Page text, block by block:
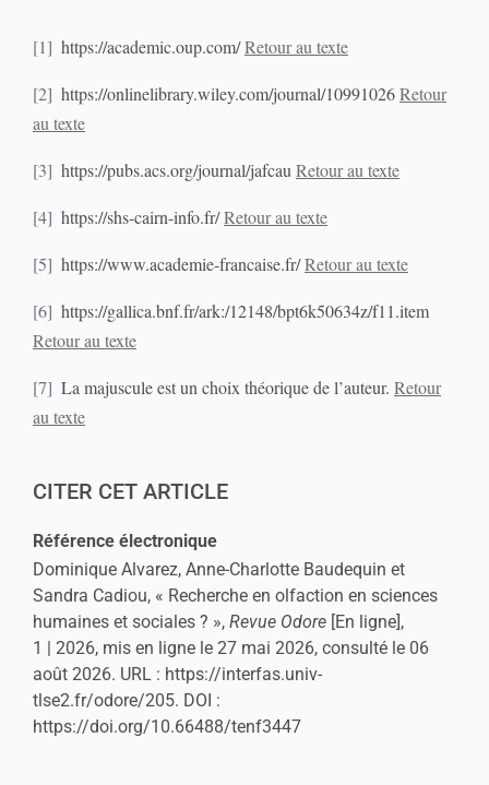
1 https://academic.oup.com/Retour au texte
2 https://onlinelibrary.wiley.com/journal/10991026Retour
au texte
3 https://pubs.acs.org/journal/jafcau Retour au texte
4 https://shs-cairn-info.fr/Retour au texte
5 https://www.academie-francaise.fr/Retour au texte
6
https://gallica.bnf.fr/ark:/12148/bpt6k50634z/f11.item
Retour au texte
7 La majuscule est un choix théorique de l’auteur. Retour
au texte
CITER CET ARTICLE
Référence électronique
Dominique Alvarez, Anne-Charlotte Baudequin et
Sandra Cadiou, « Recherche en olfaction en sciences
humaines et sociales ? », Revue Odore [En ligne],
1 | 2026, mis en ligne le 27 mai 2026, consulté le 06
août 2026. URL : https://interfas.univ-
tlse2.fr/odore/205. DOI :
https://doi.org/10.66488/tenf3447